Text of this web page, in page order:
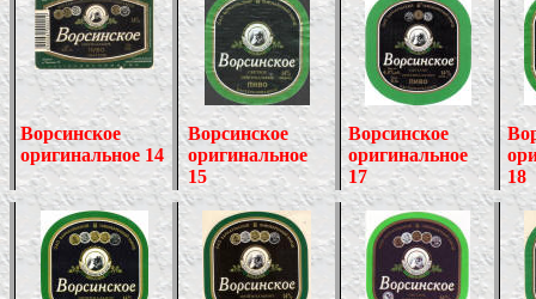
Ворсинское
оригинальное 14
Ворсинское
оригинальное
15
Ворсинское
оригинальное
17
18